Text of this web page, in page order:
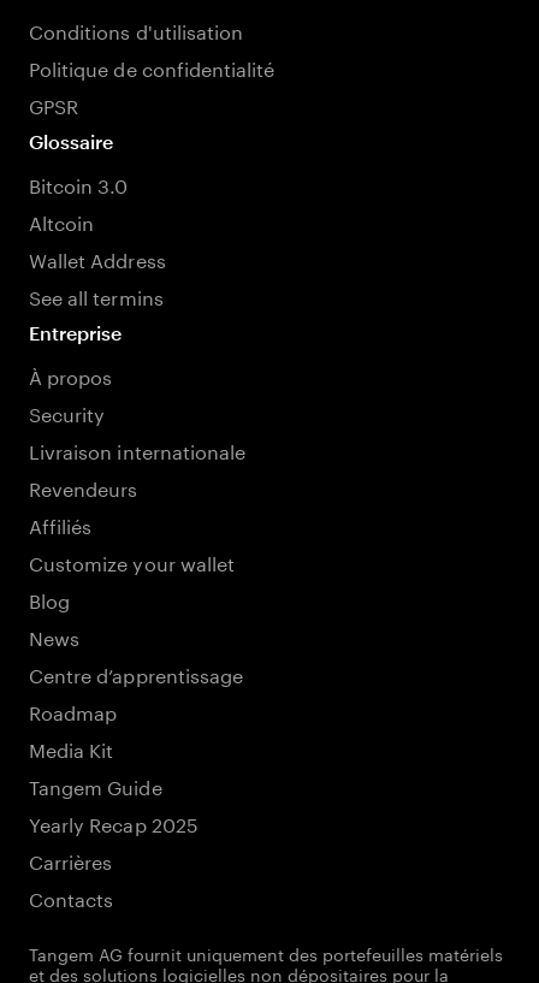
Conditions d'utilisation
Politique de confidentialité
GPSR
Glossaire
Bitcoin 3.0
Altcoin
Wallet Address
See all termins
Entreprise
À propos
Security
Livraison internationale
Revendeurs
Affiliés
Customize your wallet
Blog
News
Centre d’apprentissage
Roadmap
Media Kit
Tangem Guide
Yearly Recap 2025
Carrières
Contacts
Tangem AG fournit uniquement des portefeuilles matériels
et des solutions logicielles non dépositaires pour la